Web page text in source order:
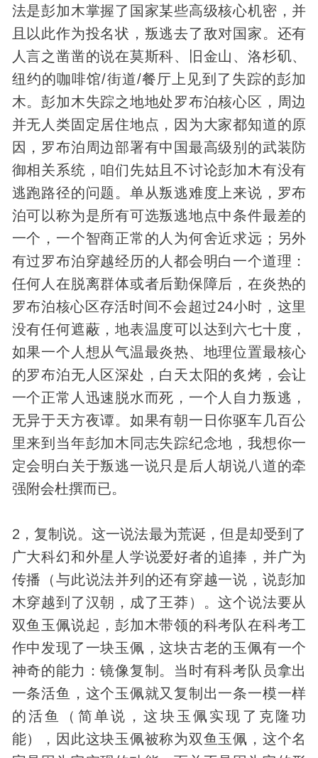
法是彭加木掌握了国家某些高级核心机密，并
且以此作为投名状，叛逃去了敌对国家。还有
人言之凿凿的说在莫斯科、旧金山、洛杉矶、
纽约的咖啡馆/街道/餐厅上见到了失踪的彭加
木。彭加木失踪之地地处罗布泊核心区，周边
并无人类固定居住地点，因为大家都知道的原
因，罗布泊周边部署有中国最高级别的武装防
御相关系统，咱们先姑且不讨论彭加木有没有
逃跑路径的问题。单从叛逃难度上来说，罗布
泊可以称为是所有可选叛逃地点中条件最差的
一个，一个智商正常的人为何舍近求远；另外
有过罗布泊穿越经历的人都会明白一个道理：
任何人在脱离群体或者后勤保障后，在炎热的
罗布泊核心区存活时间不会超过24小时，这里
没有任何遮蔽，地表温度可以达到六七十度，
如果一个人想从气温最炎热、地理位置最核心
的罗布泊无人区深处，白天太阳的炙烤，会让
一个正常人迅速脱水而死，一个人自力叛逃，
无异于天方夜谭。如果有朝一日你驱车几百公
里来到当年彭加木同志失踪纪念地，我想你一
定会明白关于叛逃一说只是后人胡说八道的牵
强附会杜撰而已。
2，复制说。这一说法最为荒诞，但是却受到了
广大科幻和外星人 学说爱好者的追捧，并广为
传播（与此说法并列的还有穿越一说，说彭加
木穿越到了汉朝，成了王莽）。这个说法要从
双鱼玉佩说起，彭加木带领的科考队在科考工
作中发现了一块玉佩，这块古老的玉佩有一个
神奇的能力：镜像复制。当时有科考队员拿出
一条活鱼，这个玉佩就又复制出一条一模一样
的活鱼（简单说，这块玉佩实现了克隆功
能），因此这块玉佩被称为双鱼玉佩，这个名